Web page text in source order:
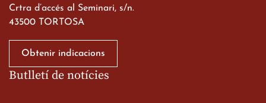
Crtra d’accés al Seminari, s/n.
43500 TORTOSA
Obtenir indicacions
Butlletí de notícies